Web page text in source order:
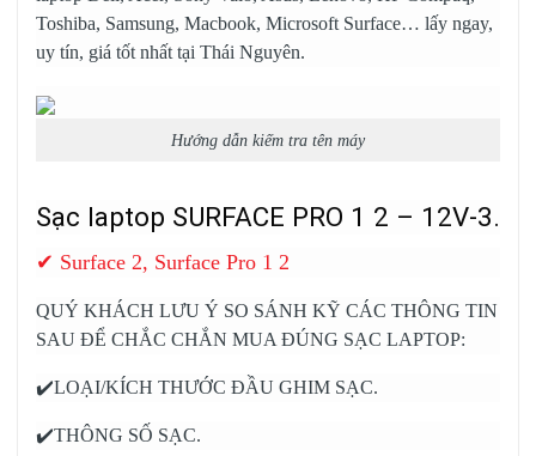
Toshiba, Samsung, Macbook, Microsoft Surface… lấy ngay,
uy tín, giá tốt nhất tại Thái Nguyên.
Hướng dẫn kiếm tra tên máy
Sạc laptop SURFACE PRO 1 2 – 12V-
✔ Surface 2, Surface Pro 1 2
QUÝ KHÁCH LƯU Ý SO SÁNH KỸ CÁC THÔNG TIN
SAU ĐỂ CHẮC CHẮN MUA ĐÚNG SẠC LAPTOP:
✔️LOẠI/KÍCH THƯỚC ĐẦU GHIM SẠC.
✔️THÔNG SỐ SẠC.